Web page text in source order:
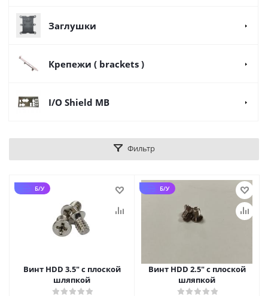
Заглушки
Крепежи ( brackets )
I/O Shield MB
Фильтр
Б/У
Винт HDD 3.5" с плоской
шляпкой
Б/У
Винт HDD 2.5" с плоской
шляпкой